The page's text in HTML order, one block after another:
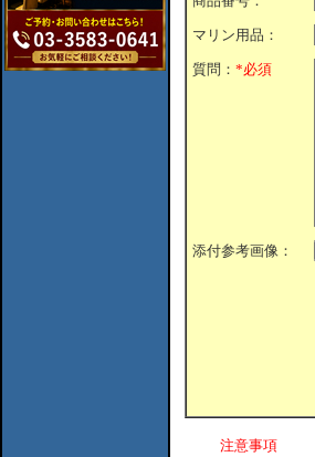
マリン用品：
質問： *必須
添付参考画像：
注意事項